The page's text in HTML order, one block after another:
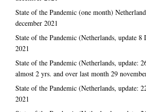
State of the Pandemic (one month)
december 2021
State of the Pandemic (Netherlands, update 8
2021
State of the Pandemic (Netherlands, update:
almost 2 yrs. and over last month 29
State of the Pandemic (Netherlands, update:
2021